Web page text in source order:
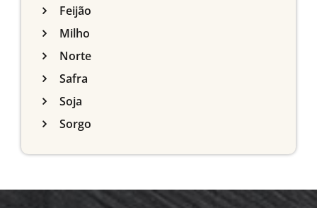
Feijão
Milho
Norte
Safra
Soja
Sorgo